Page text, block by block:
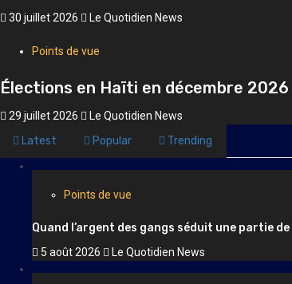
30 juillet 2026 Le Quotidien News
Points de vue
Élections en Haïti en décembre
29 juillet 2026 Le Quotidien News
Latest Popular Trending
Points de vue
Quand l’argent des gangs séduit une partie
5 août 2026 Le Quotidien News